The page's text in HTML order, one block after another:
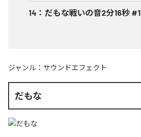
14 ： だもな戦いの音2分16秒 #1
ジャンル： サウンドエフェクト
だもな